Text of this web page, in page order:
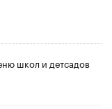
школ и детсадов